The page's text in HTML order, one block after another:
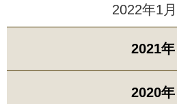
2022年1
2021年
2020年